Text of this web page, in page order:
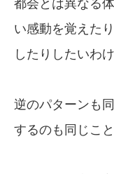
都会とは異なる
い感動を覚えた
したりしたいわけ
逆のパターンも
するのも同じこ